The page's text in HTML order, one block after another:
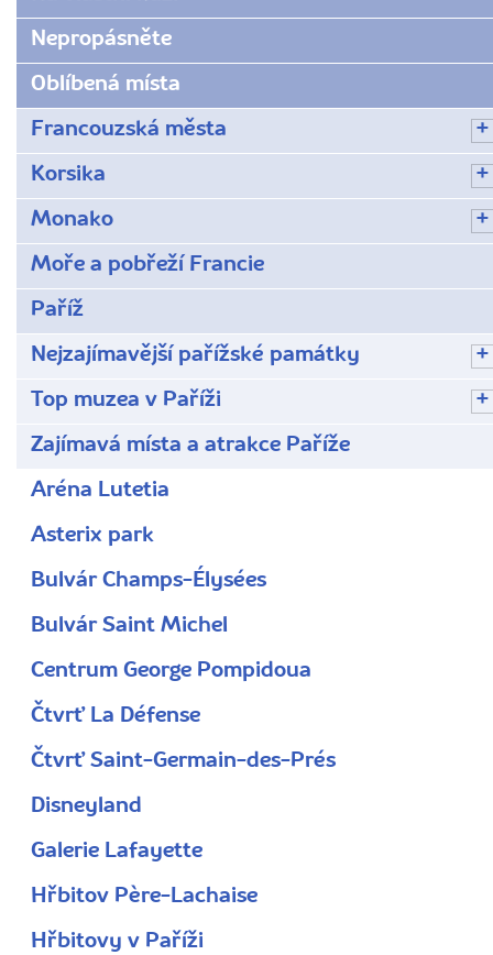
Nepropásněte
Oblíbená místa
Francouzská města
Korsika
Monako
Moře a pobřeží Francie
Paříž
Nejzajímavější pařížské památky
Top muzea v Paříži
Zajímavá místa a atrakce Paříže
Aréna Lutetia
Asterix park
Bulvár Champs-Élysées
Bulvár Saint Michel
Centrum George Pompidoua
Čtvrť La Défense
Čtvrť Saint-Germain-des-Prés
Disneyland
Galerie Lafayette
Hřbitov Père-Lachaise
Hřbitovy v Paříži